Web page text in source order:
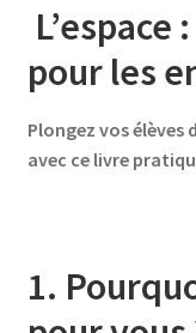
pour les
Plongez vos élèves
avec ce livre
1.